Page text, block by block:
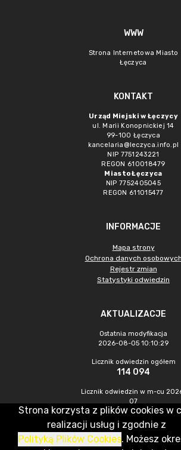
WWW
Strona Internetowa Miasto
Łęczyca
KONTAKT
Urząd Miejski w Łęczycy
ul. Marii Konopnickiej 14
99-100 Łęczyca
kancelaria@leczyca.info.pl
NIP 7751243221
REGON 610018479
Miasto Łęczyca
NIP 7752405045
REGON 611015477
INFORMACJE
Mapa strony
Ochrona danych osobowych
Rejestr zmian
Statystyki odwiedzin
AKTUALIZACJE
Ostatnia modyfikacja
2026-08-05 10:10:29
Licznik odwiedzin ogółem
114 094
Licznik odwiedzin w m-cu
07
613
CMS & Hosting: Nefeni Sp. z o.o.
Strona korzysta z plików cookies w
realizacji usług i zgodnie z
Polityką Plików Cookies. Możesz